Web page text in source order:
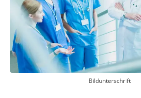
Bildunterschrift